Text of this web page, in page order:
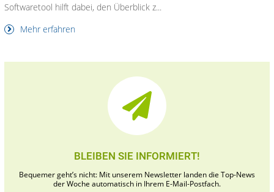
Softwaretool hilft dabei, den Überblick z...
Mehr erfahren
BLEIBEN SIE INFORMIERT!
Bequemer geht’s nicht: Mit unserem Newsletter landen die Top-News
der Woche automatisch in Ihrem E-Mail-Postfach.